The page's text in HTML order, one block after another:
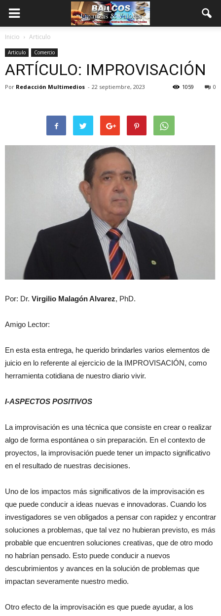
Inicio Articulo
Articulo Comercio
ARTÍCULO: IMPROVISACIÓN
Por Redacción Multimedios - 22 septiembre, 2023 0
1059
Por: Dr. Virgilio Malagón Alvarez, PhD.
Amigo Lector:
En esta esta entrega, he querido brindarles varios elementos de
juicio en lo referente al ejercicio de la IMPROVISACIÓN, como
herramienta cotidiana de nuestro diario vivir.
I-ASPECTOS POSITIVOS
La improvisación es una técnica que consiste en crear o realizar
algo de forma espontánea o sin preparación. En el contexto de
proyectos, la improvisación puede tener un impacto significativo
en el resultado de nuestras decisiones.
Uno de los impactos más significativos de la improvisación es
que puede conducir a ideas nuevas e innovadoras. Cuando los
investigadores se ven obligados a pensar con rapidez y encontrar
soluciones a problemas, que tal vez no hubieran previsto, es más
probable que encuentren soluciones creativas, que de otro modo
no habrían pensado. Esto puede conducir a nuevos
descubrimientos y avances en la solución de problemas que
impactan severamente nuestro medio.
Otro efecto de la improvisación es que puede ayudar, a los